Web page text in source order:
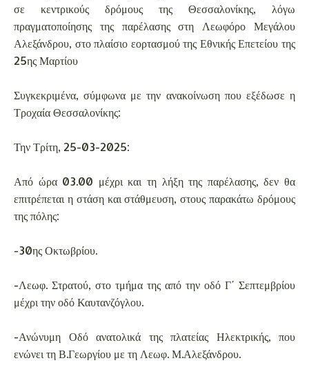
σε κεντρικούς δρόμους της Θεσσαλονίκης, λόγω
πραγματοποίησης της παρέλασης στη Λεωφόρο Μεγάλου
Αλεξάνδρου, στο πλαίσιο εορτασμού της Εθνικής Επετείου της
25ης Μαρτίου
Συγκεκριμένα, σύμφωνα με την ανακοίνωση που εξέδωσε η
Τροχαία Θεσσαλονίκης:
Την Τρίτη, 25-03-2025:
Από ώρα 03.00 μέχρι και τη λήξη της παρέλασης, δεν θα
επιτρέπεται η στάση και στάθμευση, στους παρακάτω δρόμους
της πόλης:
-30ης Οκτωβρίου.
-Λεωφ. Στρατού, στο τμήμα της από την οδό Γ΄ Σεπτεμβρίου
μέχρι την οδό Καυτανζόγλου.
-Ανώνυμη Οδό ανατολικά της πλατείας Ηλεκτρικής, που
ενώνει τη Β.Γεωργίου με τη Λεωφ. Μ.Αλεξάνδρου.